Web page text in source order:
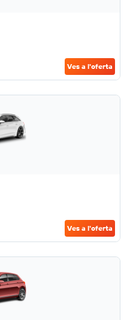
Ves a l'oferta
Ves a l'oferta